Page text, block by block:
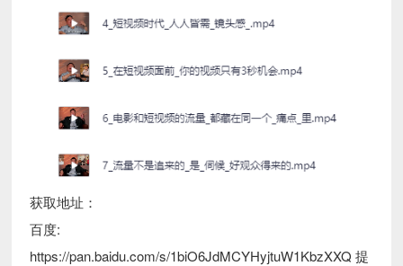
获取地址：
百度:
https://pan.baidu.com/s/1biO6JdMCYHyjtuW1KbzXXQ 提